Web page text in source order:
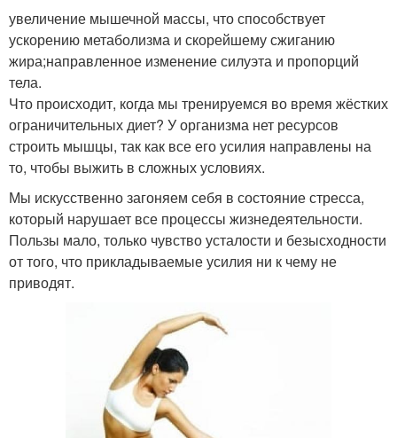
увеличение мышечной массы, что способствует
ускорению метаболизма и скорейшему сжиганию
жира;направленное изменение силуэта и пропорций
тела.
Что происходит, когда мы тренируемся во время жёстких
ограничительных диет? У организма нет ресурсов
строить мышцы, так как все его усилия направлены на
то, чтобы выжить в сложных условиях.
Мы искусственно загоняем себя в состояние стресса,
который нарушает все процессы жизнедеятельности.
Пользы мало, только чувство усталости и безысходности
от того, что прикладываемые усилия ни к чему не
приводят.